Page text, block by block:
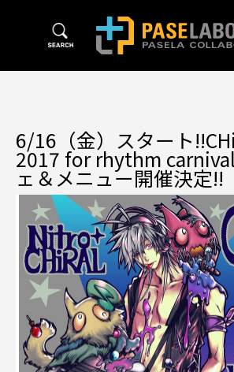
6/16（金）スタート
2017 for rhythm
ェ＆メニュー開催決定‼